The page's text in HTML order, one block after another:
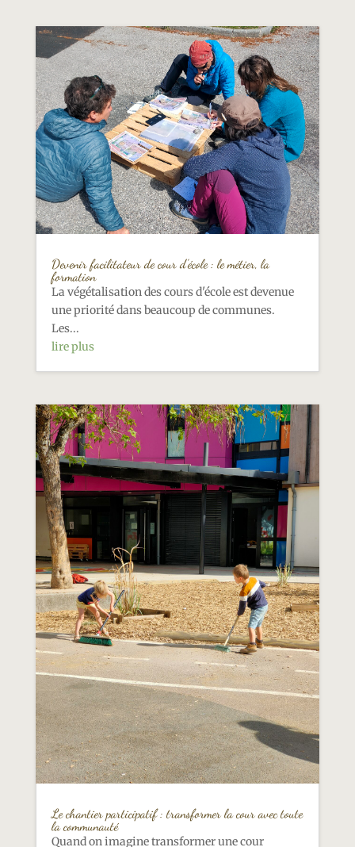
Devenir facilitateur de cour d’école : le métier, la
formation
La végétalisation des cours d'école est devenue
une priorité dans beaucoup de communes.
Les...
lire plus
Le chantier participatif : transformer la cour avec toute
la communauté
Quand on imagine transformer une cour